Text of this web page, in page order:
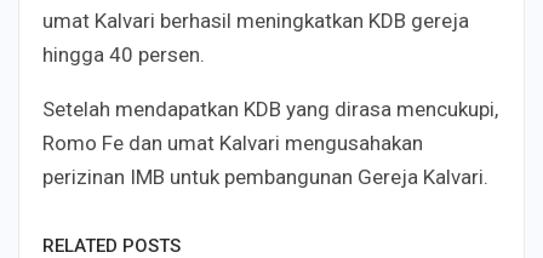
umat Kalvari berhasil meningkatkan KDB gereja
hingga 40 persen.
Setelah mendapatkan KDB yang dirasa mencukupi,
Romo Fe dan umat Kalvari mengusahakan
perizinan IMB untuk pembangunan Gereja Kalvari.
RELATED POSTS